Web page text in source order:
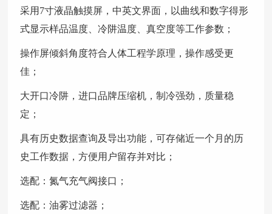
采用7寸液晶触摸屏，中英文界面，以曲线和数字得形
式显示样品温度、冷阱温度、真空度等工作参数；
操作屏倾斜角度符合人体工程学原理，操作感受更
佳；
大开口冷阱，进口品牌压缩机，制冷强劲，质量稳
定；
具有历史数据查询及导出功能，可存储近一个月的历
史工作数据，方便用户留存并对比；
选配：氮气充气阀接口；
选配：油雾过滤器；